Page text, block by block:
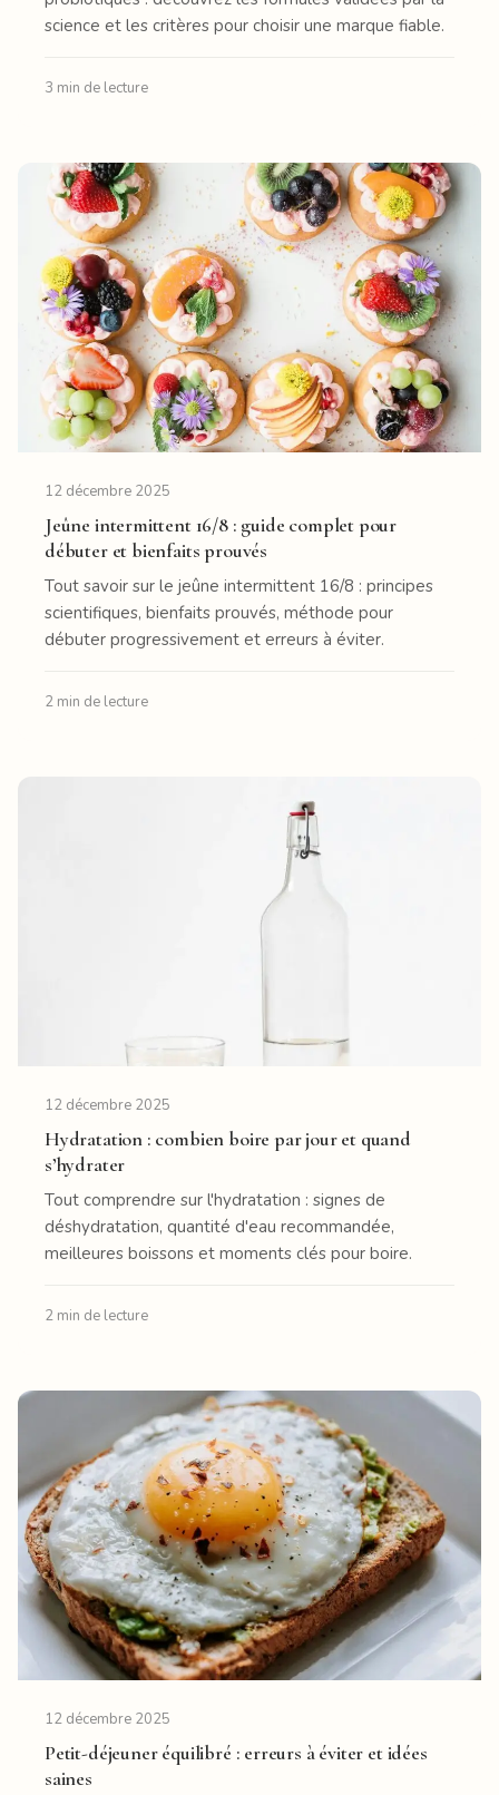
science et les critères pour choisir une marque fiable.
3 min de lecture
12 décembre 2025
Jeûne intermittent 16/8 : guide complet pour
débuter et bienfaits prouvés
Tout savoir sur le jeûne intermittent 16/8 : principes
scientifiques, bienfaits prouvés, méthode pour
débuter progressivement et erreurs à éviter.
2 min de lecture
12 décembre 2025
Hydratation : combien boire par jour et quand
s’hydrater
Tout comprendre sur l'hydratation : signes de
déshydratation, quantité d'eau recommandée,
meilleures boissons et moments clés pour boire.
2 min de lecture
12 décembre 2025
Petit-déjeuner équilibré : erreurs à éviter et idées
saines